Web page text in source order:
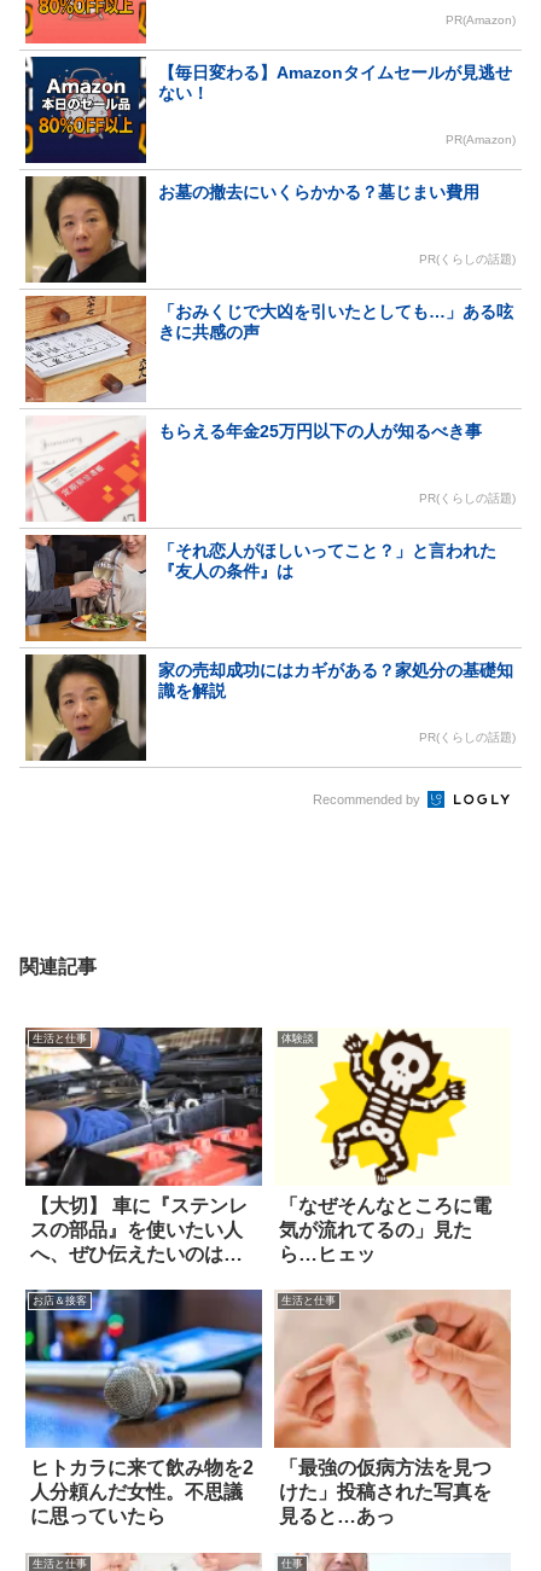
PR(Amazon)
【毎日変わる】Amazonタイムセールが見逃せ
ない！
PR(Amazon)
お墓の撤去にいくらかかる？墓じまい費用
PR(くらしの話題)
「おみくじで大凶を引いたとしても…」ある呟
きに共感の声
もらえる年金25万円以下の人が知るべき事
PR(くらしの話題)
「それ恋人がほしいってこと？」と言われた
『友人の条件』は
家の売却成功にはカギがある？家処分の基礎知
識を解説
PR(くらしの話題)
Recommended by
関連記事
生活と仕事
【大切】 車に『ステンレ
スの部品』を使いたい人
へ、ぜひ伝えたいのは…
体験談
「なぜそんなところに電
気が流れてるの」見た
ら…ヒェッ
お店＆接客
ヒトカラに来て飲み物を2
人分頼んだ女性。不思議
に思っていたら
生活と仕事
「最強の仮病方法を見つ
けた」投稿された写真を
見ると…あっ
生活と仕事 仕事